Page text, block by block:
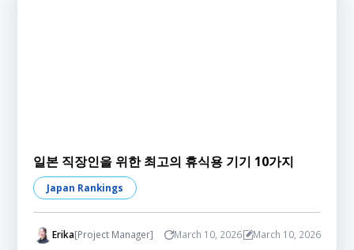
일본 직장인을 위한 최고의 휴식용 기기 10가지
Japan Rankings
Erika[Project Manager] March 10, 2026 March 10, 2026